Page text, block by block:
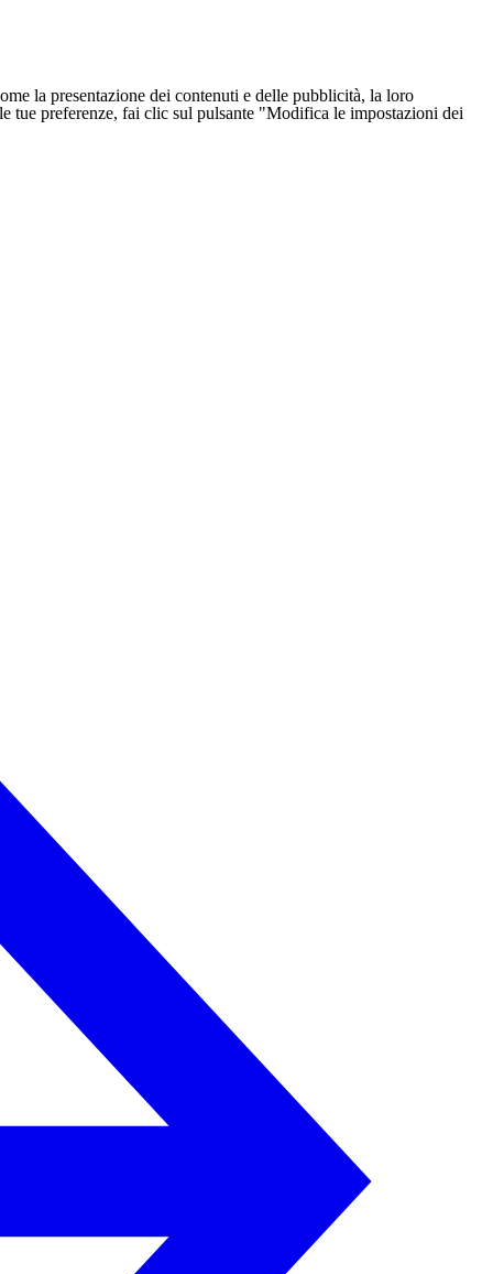
la presentazione dei contenuti e delle pubblicità, la loro
tue preferenze, fai clic sul pulsante "Modifica le impostazioni dei